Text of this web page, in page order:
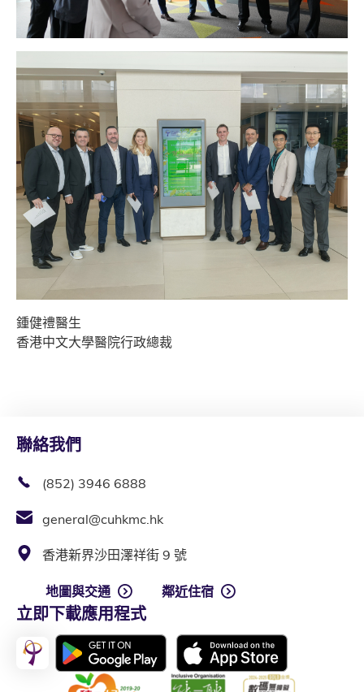
鍾健禮醫生
香港中文大學醫院行政總裁
聯絡我們
(852) 3946 6888
general@cuhkmc.hk
香港新界沙田澤祥街 9 號
地圖與交通 鄰近住宿
立即下載應用程式